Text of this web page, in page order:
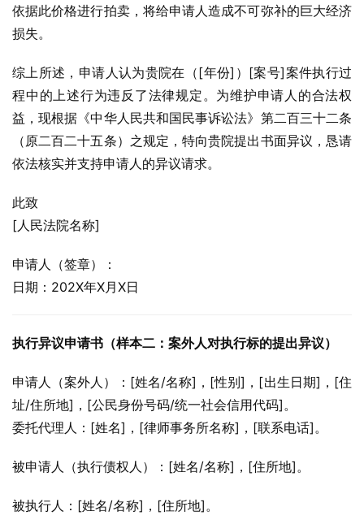
依据此价格进行拍卖，将给申请人造成不可弥补的巨大经济
损失。
综上所述，申请人认为贵院在（[年份]）[案号]案件执行过
程中的上述行为违反了法律规定。为维护申请人的合法权
益，现根据《中华人民共和国民事诉讼法》第二百三十二条
（原二百二十五条）之规定，特向贵院提出书面异议，恳请
依法核实并支持申请人的异议请求。
此致
[人民法院名称]
申请人（签章）：
日期：202X年X月X日
执行异议申请书（样本二：案外人对执行标的提出异议）
申请人（案外人）：[姓名/名称]，[性别]，[出生日期]，[住
址/住所地]，[公民身份号码/统一社会信用代码]。
委托代理人：[姓名]，[律师事务所名称]，[联系电话]。
被申请人（执行债权人）：[姓名/名称]，[住所地]。
被执行人：[姓名/名称]，[住所地]。